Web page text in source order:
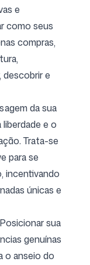
e
como seus
compras,
descobrir e
da sua
e o
Trata-se
para se
incentivando
únicas e
sua
genuínas
o anseio do